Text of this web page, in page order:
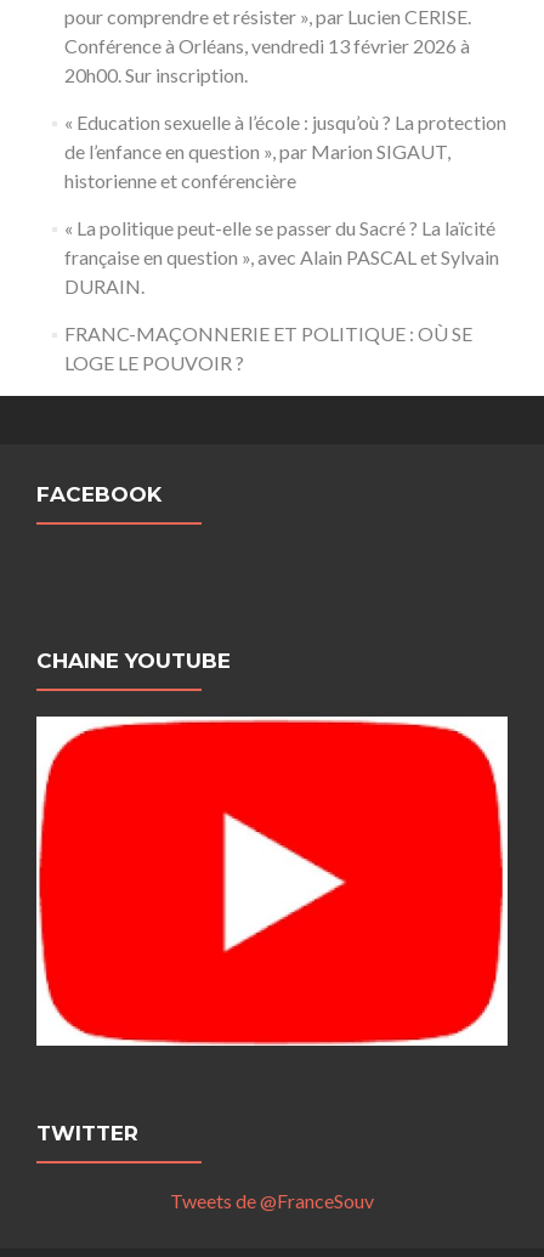
pour comprendre et résister », par Lucien CERISE.
Conférence à Orléans, vendredi 13 février 2026 à
20h00. Sur inscription.
« Education sexuelle à l’école : jusqu’où ? La protection
de l’enfance en question », par Marion SIGAUT,
historienne et conférencière
« La politique peut-elle se passer du Sacré ? La laïcité
française en question », avec Alain PASCAL et Sylvain
DURAIN.
FRANC-MAÇONNERIE ET POLITIQUE : OÙ SE
LOGE LE POUVOIR ?
FACEBOOK
CHAINE YOUTUBE
TWITTER
Tweets de @FranceSouv